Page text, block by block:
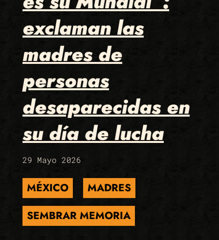
exclaman las
madres de
personas
desaparecidas en
su día de lucha
29 Mayo 2026
MÉXICO
MADRES
SEMBRAR MEMORIA